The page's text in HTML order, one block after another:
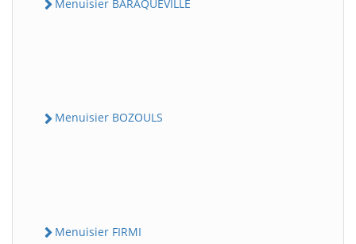
Menuisier BARAQUEVILLE
Menuisier BOZOULS
Menuisier FIRMI